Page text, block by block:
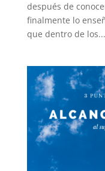
después de
finalmente lo
que dentro de los...